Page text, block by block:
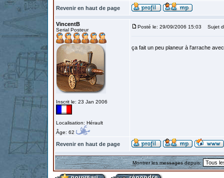
Revenir en haut de page
VincentB
Serial Posteur
Inscrit le: 23 Jan 2006
Localisation: Hérault
Âge: 62
Posté le: 29/09/2006 15:03 Sujet
ça fait un peu planeur à l'arrache
Revenir en haut de page
Montrer les messages depuis: